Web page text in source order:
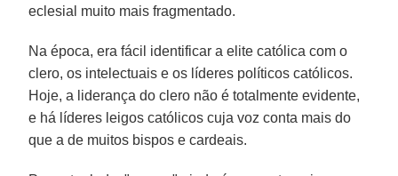
eclesial muito mais fragmentado.
Na época, era fácil identificar a elite católica com o
clero, os intelectuais e os líderes políticos católicos.
Hoje, a liderança do clero não é totalmente evidente,
e há líderes leigos católicos cuja voz conta mais do
que a de muitos bispos e cardeais.